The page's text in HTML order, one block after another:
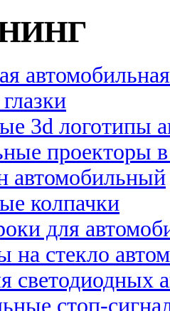
3d логотипы
проекторы
автомобильный
колпачки
для
на стекло
светодиодных
стоп-